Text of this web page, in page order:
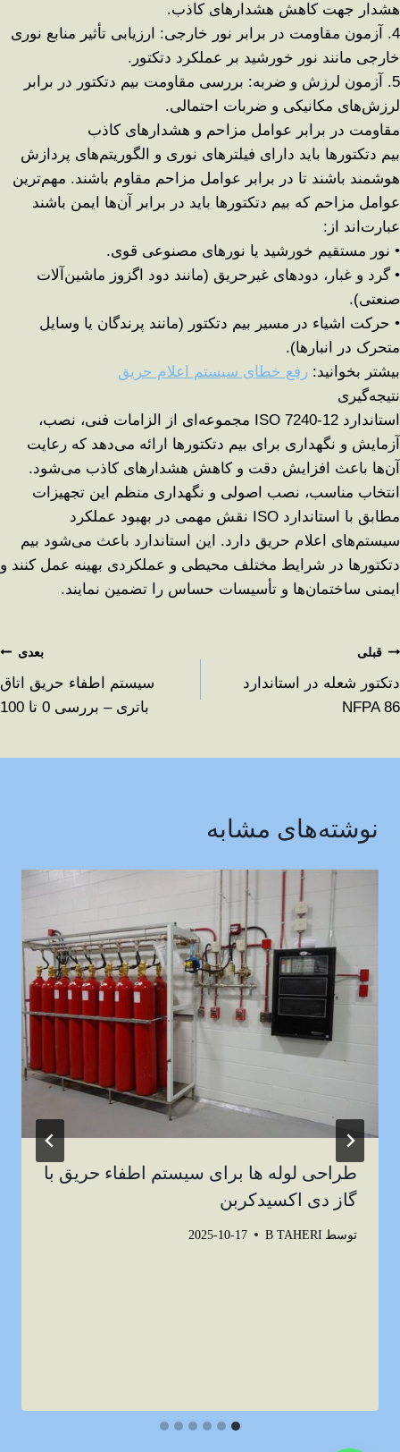
هشدار جهت کاهش هشدارهای کاذب.
4.
آزمون مقاومت در برابر نور خارجی: ارزیابی تأثیر منابع نوری
خارجی مانند نور خورشید بر عملکرد دتکتور .
5.
آزمون لرزش و ضربه: بررسی مقاومت بیم دتکتور در برابر
لرزش‌های مکانیکی و ضربات احتمالی.
مقاومت در برابر عوامل مزاحم و هشدارهای کاذب
بیم دتکتورها باید دارای فیلترهای نوری و الگوریتم‌های پردازش
هوشمند باشند تا در برابر عوامل مزاحم مقاوم باشند. مهم‌ترین
عوامل مزاحم که بیم دتکتورها باید در برابر آن‌ها ایمن باشند
عبارت‌اند از :
• نور مستقیم خورشید یا نورهای مصنوعی قوی.
• گرد و غبار، دودهای غیرحریق (مانند دود اگزوز ماشین‌آلات
صنعتی).
• حرکت اشیاء در مسیر بیم دتکتور (مانند پرندگان یا وسایل
متحرک در انبارها).
بیشتر بخوانید: رفع خطای سیستم اعلام حریق
نتیجه‌گیری
استاندارد ISO 7240-12 مجموعه‌ای از
الزامات فنی، نصب،
آزمایش و نگهداری برای بیم دتکتورها ارائه می‌دهد که رعایت
آن‌ها باعث افزایش دقت و کاهش هشدارهای کاذب می‌شود.
انتخاب مناسب، نصب اصولی و نگهداری منظم این تجهیزات
مطابق با استاندارد
نقش مهمی در بهبود عملکرد
سیستم‌های اعلام حریق دارد. این استاندارد باعث می‌شود بیم
دتکتورها در شرایط مختلف محیطی و عملکردی بهینه عمل کنند و
ایمنی ساختمان‌ها و تأسیسات حساس را تضمین نمایند.
قبلی
دتکتور شعله در استاندارد
NFPA 86
بعدی
سیستم اطفاء حریق اتاق
باتری – بررسی 0 تا 100
نوشته‌های مشابه
طراحی لوله ها برای سیستم اطفاء حریق با
گاز دی اکسیدکربن
توسط B TAHERI
2025-10-17